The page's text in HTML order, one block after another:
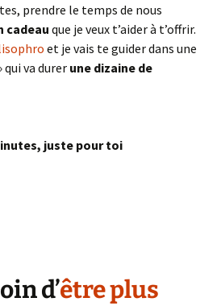
prendre le temps de nous
cadeau que je veux t’aider à t’offrir.
et je vais te guider dans une
qui va durer une dizaine de
juste pour toi
d’être plus